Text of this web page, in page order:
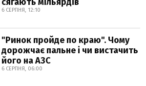
6 СЕРПНЯ, 12:10
"Ринок пройде по краю". Чому
дорожчає пальне і чи вистачить
його на АЗС
6 СЕРПНЯ, 06:00